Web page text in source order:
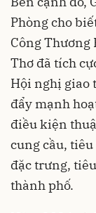
Phòng cho
Công Thương
Thơ đã tích
Hội nghị giao
đẩy mạnh
điều kiện
cung cầu, tiêu
đặc trưng,
thành phố.